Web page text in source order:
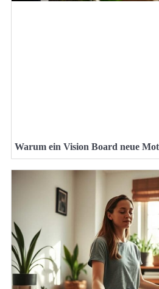
Warum ein Vision Board neue